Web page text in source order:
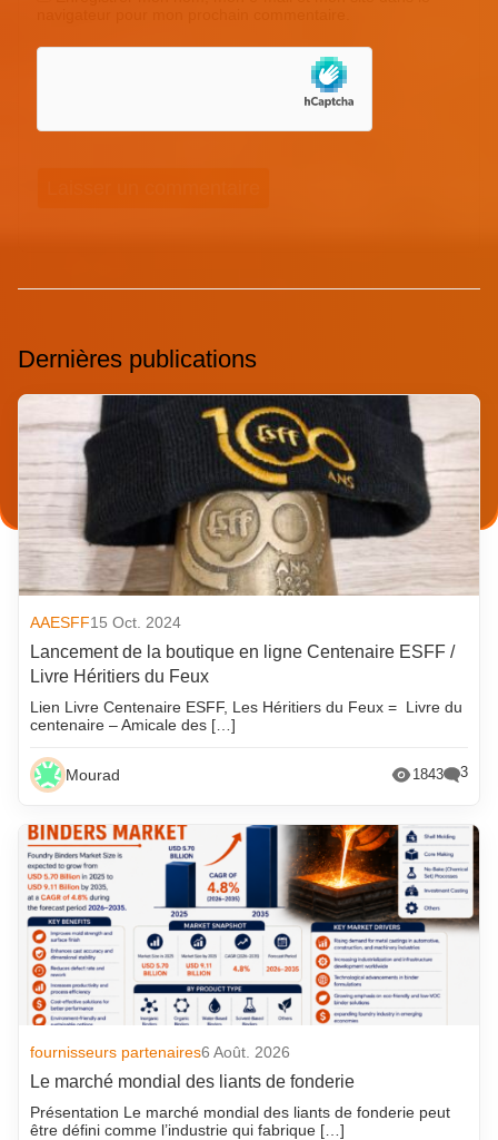
Dernières publications
AAESFF15 Oct. 2024
Lancement de la boutique en ligne Centenaire ESFF /
Livre Héritiers du Feux
Lien Livre Centenaire ESFF, Les Héritiers du Feux = Livre du
centenaire – Amicale des […]
Mourad 1843 3
fournisseurs partenaires6 Août. 2026
Le marché mondial des liants de fonderie
Présentation Le marché mondial des liants de fonderie peut
être défini comme l’industrie qui fabrique […]